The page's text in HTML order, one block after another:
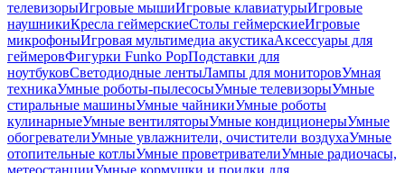
телевизорыИгровые мышиИгровые клавиатурыИгровые
наушникиКресла геймерскиеСтолы геймерскиеИгровые
микрофоныИгровая мультимедиа акустикаАксессуары для
геймеровФигурки Funko PopПодставки для
ноутбуковСветодиодные лентыЛампы для мониторовУмная
техникаУмные роботы-пылесосыУмные телевизорыУмные
стиральные машиныУмные чайникиУмные роботы
кулинарныеУмные вентиляторыУмные кондиционерыУмные
обогревателиУмные увлажнители, очистители воздухаУмные
отопительные котлыУмные проветривателиУмные радиочасы,
метеостанцииУмные кормушки и поилки для